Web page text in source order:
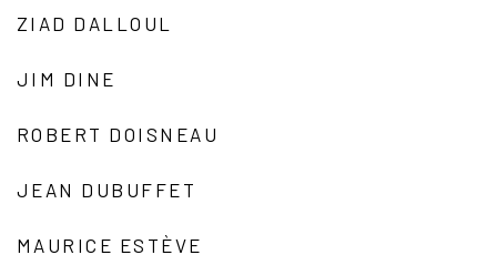
ZIAD DALLOUL
JIM DINE
ROBERT DOISNEAU
JEAN DUBUFFET
MAURICE ESTÈVE